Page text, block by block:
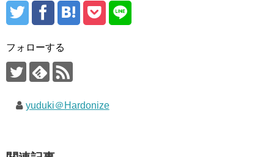
フォローする
yuduki＠Hardonize